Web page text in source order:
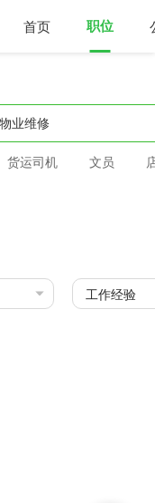
首页 职位
货运司机 文员
工作经验